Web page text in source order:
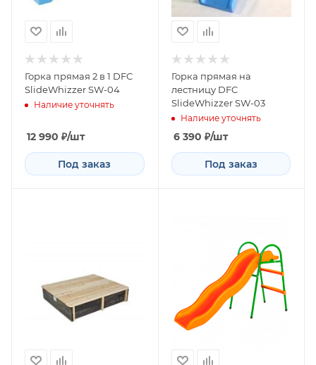
Горка прямая 2 в 1 DFC
SlideWhizzer SW-04
Наличие уточнять
12 990 ₽/шт
Под заказ
Горка прямая на
лестницу DFC
SlideWhizzer SW-03
Наличие уточнять
6 390 ₽/шт
Под заказ